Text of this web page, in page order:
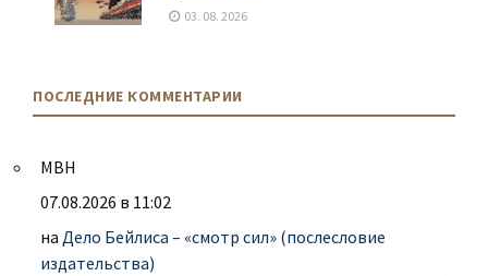
03. 08. 2026
ПОСЛЕДНИЕ КОММЕНТАРИИ
МВН
07.08.2026 в 11:02
на Дело Бейлиса – «смотр сил» (послесловие
издательства)